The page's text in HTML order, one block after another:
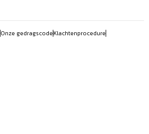
Onze gedragscodeKlachtenprocedure